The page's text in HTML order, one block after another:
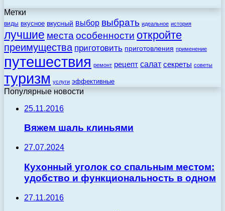
Метки
виды вкусное вкусный выбор выбрать идеальное история
лучшие места особенности откройте
преимущества приготовить приготовления применение
путешествия ремонт рецепт салат секреты советы
туризм услуги эффективные
Популярные новости
25.11.2016
Вяжем шаль клиньями
27.07.2024
Кухонный уголок со спальным местом:
удобство и функциональность в одном
27.11.2016